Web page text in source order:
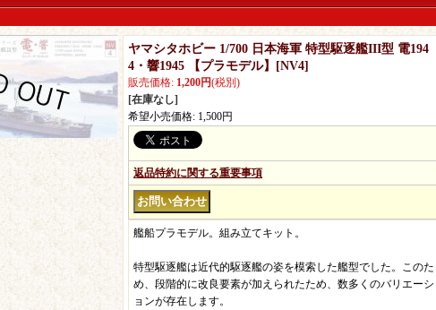
ヤマシタホビー 1/700 日本海軍 特型駆逐艦III型 電194
4・響1945 【プラモデル】
[NV4]
販売価格: 1,200円(税別)
[在庫なし]
希望小売価格: 1,500円
返品特約に関する重要事項
艦船プラモデル。組み立てキット。
特型駆逐艦は近代的駆逐艦の姿を模索した艦型でした。このた
め、段階的に改良要素が加えられたため、数多くのバリエーシ
ョンが存在します。